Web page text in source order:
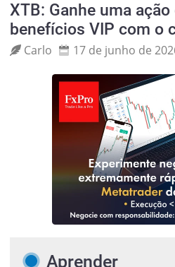
XTB: Ganhe uma
benefícios VIP com o
Carlo 17 de junho de
Aprender